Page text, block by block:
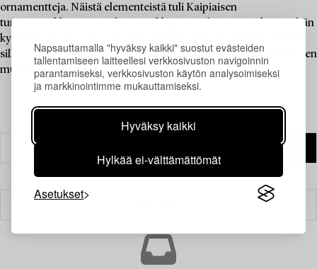
Napsauttamalla "hyväksy kaikki" suostut evästeiden
tallentamiseen laitteellesi verkkosivuston navigoinnin
parantamiseksi, verkkosivuston käytön analysoimiseksi
ja markkinointimme mukauttamiseksi.
Hyväksy kaikki
Hylkää ei-välttämättömät
Asetukset
ornamentteja. Näistä elementeistä tuli Kaipiaisen
tunnusmerkkejä, visuaalisia merkkejä maailmasta, jonka vain hän
kykeni tuomaan näkyviin. Birger Kaipiainen rakensi taiteessaan
sillan arjen ja fantasian välille, jättäen pysyvän jäljen suomalaiseen
muotoiluhistoriaan.